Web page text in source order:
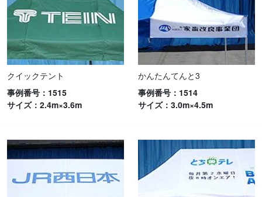
クイックテント
事例番号：1515
サイズ：2.4m×3.6m
かんたんてんと3
事例番号：1514
サイズ：3.0m×4.5m